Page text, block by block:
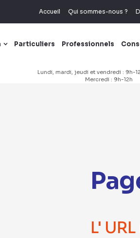
Accueil Qui sommes-nous ?
Particuliers Professionnels
Lundi, mardi, jeudi et vendredi : 9h-
Mercredi : 9h-12h
L'